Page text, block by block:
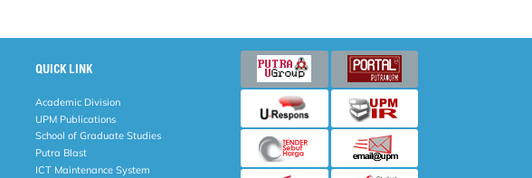
QUICK LINK
Academic Division
UPM Publications
School of Graduate Studies
Putra Blast
ICT Maintenance System